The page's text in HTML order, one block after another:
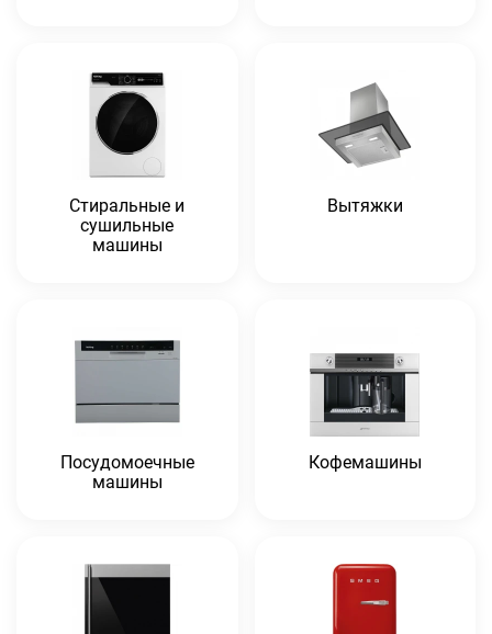
Стиральные и
сушильные
машины
Вытяжки
Посудомоечные
машины
Кофемашины